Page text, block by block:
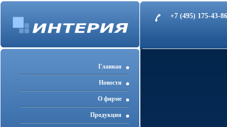
+7 (495) 175-43-
Главная
Новости
О фирме
Продукция